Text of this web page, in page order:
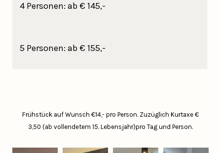
4 Personen: ab € 145,-
5 Personen: ab € 155,-
Frühstück auf Wunsch €14,- pro Person. Zuzüglich Kurtaxe €
3,50 (ab vollendetem 15. Lebensjahr)pro Tag und Person.